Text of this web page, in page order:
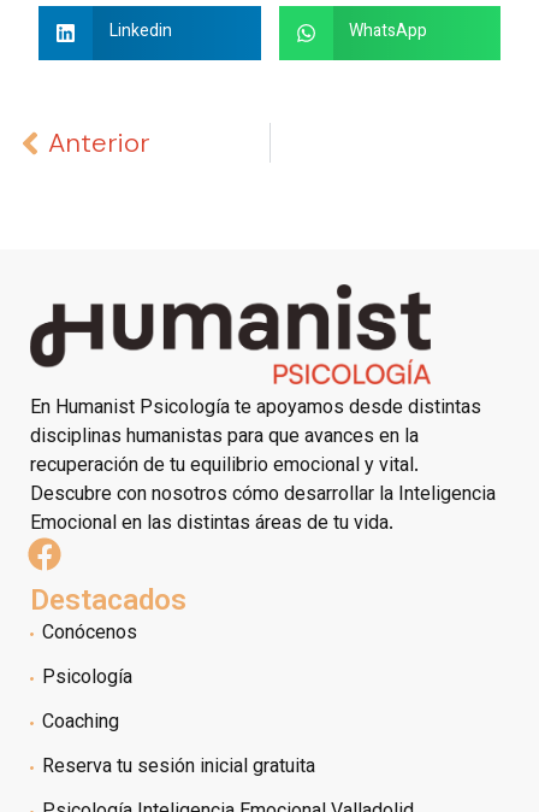
Linkedin WhatsApp
Anterior
En Humanist Psicología te apoyamos desde distintas
disciplinas humanistas para que avances en la
recuperación de tu equilibrio emocional y vital.
Descubre con nosotros cómo desarrollar la Inteligencia
Emocional en las distintas áreas de tu vida.
Destacados
Conócenos
Psicología
Coaching
Reserva tu sesión inicial gratuita